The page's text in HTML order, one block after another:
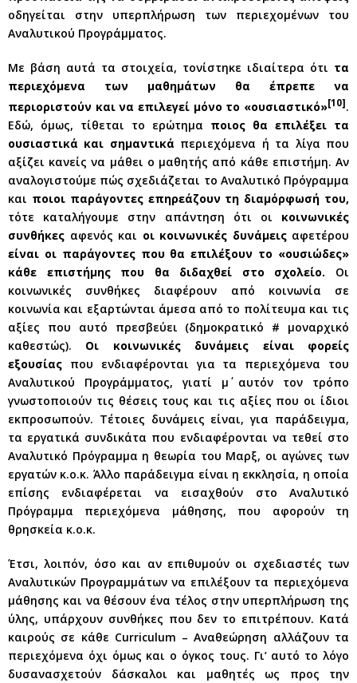
οδηγείται στην υπερπλήρωση των περιεχομένων του
Αναλυτικού Προγράμματος.
Με βάση αυτά τα στοιχεία, τονίστηκε ιδιαίτερα ότι τα
περιεχόμενα των μαθημάτων θα έπρεπε να
περιοριστούν και να επιλεγεί μόνο το «ουσιαστικό»[10].
Εδώ, όμως, τίθεται το ερώτημα ποιος θα επιλέξει τα
ουσιαστικά και σημαντικά περιεχόμενα ή τα λίγα που
αξίζει κανείς να μάθει ο μαθητής από κάθε επιστήμη. Αν
αναλογιστούμε πώς σχεδιάζεται το Αναλυτικό Πρόγραμμα
και ποιοι παράγοντες επηρεάζουν τη διαμόρφωσή του,
τότε καταλήγουμε στην απάντηση ότι οι κοινωνικές
συνθήκες αφενός και οι κοινωνικές δυνάμειςαφετέρου
είναι οι παράγοντες που θα επιλέξουν το «ουσιώδες»
κάθε επιστήμης που θα διδαχθεί στο σχολείο. Οι
κοινωνικές συνθήκες διαφέρουν από κοινωνία σε
κοινωνία και εξαρτώνται άμεσα από το πολίτευμα και τις
αξίες που αυτό πρεσβεύει (δημοκρατικό # μοναρχικό
καθεστώς). Οι κοινωνικές δυνάμεις είναι φορείς
εξουσίας που ενδιαφέρονται για τα περιεχόμενα του
Αναλυτικού Προγράμματος, γιατί μ΄ αυτόν τον τρόπο
γνωστοποιούν τις θέσεις τους και τις αξίες που οι ίδιοι
εκπροσωπούν. Τέτοιες δυνάμεις είναι, για παράδειγμα,
τα εργατικά συνδικάτα που ενδιαφέρονται να τεθεί στο
Αναλυτικό Πρόγραμμα η θεωρία του Μαρξ, οι αγώνες των
εργατών κ.ο.κ. Άλλο παράδειγμα είναι η εκκλησία, η οποία
επίσης ενδιαφέρεται να εισαχθούν στο Αναλυτικό
Πρόγραμμα περιεχόμενα μάθησης, που αφορούν τη
θρησκεία κ.ο.κ.
Έτσι, λοιπόν, όσο και αν επιθυμούν οι σχεδιαστές των
Αναλυτικών Προγραμμάτων να επιλέξουν τα περιεχόμενα
μάθησης και να θέσουν ένα τέλος στην υπερπλήρωση της
ύλης, υπάρχουν συνθήκες που δεν το επιτρέπουν. Κατά
καιρούς σε κάθε Curriculum – Αναθεώρηση αλλάζουν τα
περιεχόμενα όχι όμως και ο όγκος τους. Γι’ αυτό το λόγο
δυσανασχετούν δάσκαλοι και μαθητές ως προς την